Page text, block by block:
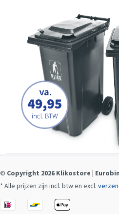
© Copyright 2026 Klikostore |
* Alle prijzen zijn incl. btw en excl.